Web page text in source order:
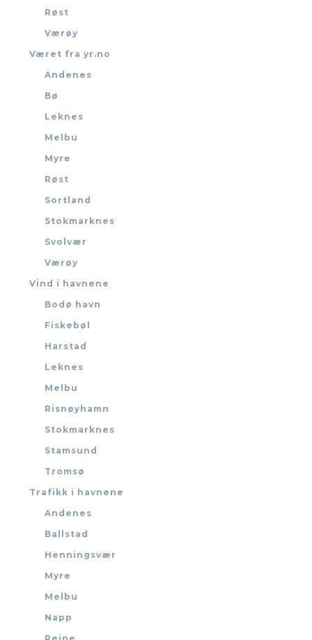
Røst
Værøy
Været fra yr.no
Andenes
Bø
Leknes
Melbu
Myre
Røst
Sortland
Stokmarknes
Svolvær
Værøy
Vind i havnene
Bodø havn
Fiskebøl
Harstad
Leknes
Melbu
Risnøyhamn
Stokmarknes
Stamsund
Tromsø
Trafikk i havnene
Andenes
Ballstad
Henningsvær
Myre
Melbu
Napp